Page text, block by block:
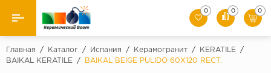
Назад
0 0 0
Главная / Каталог / Испания / Керамогранит / KERATILE
/
BAIKAL KERATILE
/ BAIKAL BEIGE PULIDO 60X120 RECT.